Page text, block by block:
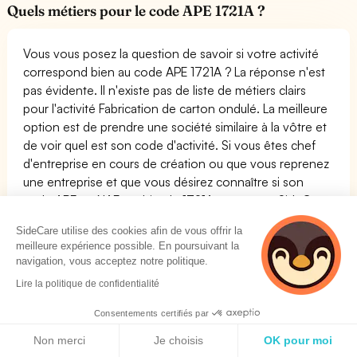
Quels métiers pour le code APE 1721A ?
Vous vous posez la question de savoir si votre activité
correspond bien au code APE 1721A ? La réponse n'est
pas évidente. Il n'existe pas de liste de métiers clairs
pour l'activité Fabrication de carton ondulé. La meilleure
option est de prendre une société similaire à la vôtre et
de voir quel est son code d'activité. Si vous êtes chef
d'entreprise en cours de création ou que vous reprenez
une entreprise et que vous désirez connaître si son
code APE ou NAF est bien le 1721A, contactez SideCare.
La liste des métiers possibles pour le code APE
1721A :
Nom du métier
industrie des matériaux souples
Papetier / Papetière en
COMMUNICATION,
SideCare utilise des cookies afin de vous offrir la
meilleure expérience possible. En poursuivant la
navigation, vous acceptez notre politique.
Lire la politique de confidentialité
Consentements certifiés par
Non merci Je choisis OK pour moi